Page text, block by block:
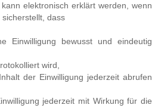
elektronisch erklärt werden, wenn
dass
Einwilligung bewusst und eindeutig
wird,
der Einwilligung jederzeit abrufen
jederzeit mit Wirkung für die